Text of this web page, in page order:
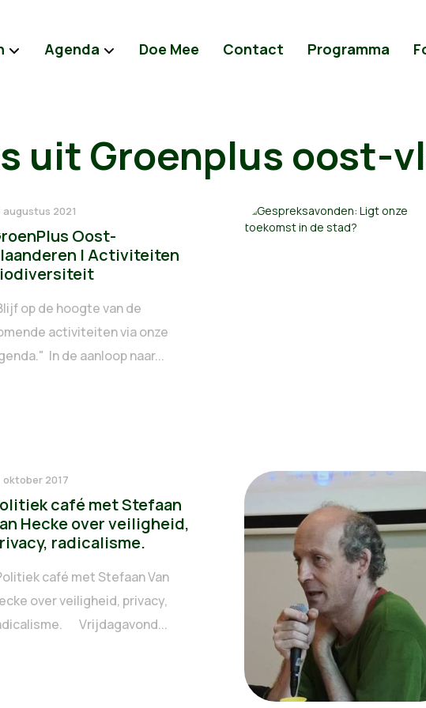
Agenda Doe Mee Contact Programma
uit Groenplus oost-
augustus 2021
Oost-
| Activiteiten
op de hoogte van de
activiteiten via onze
In de aanloop naar...
oktober 2017
café met Stefaan
Hecke over veiligheid,
radicalisme.
café met Stefaan Van
over veiligheid, privacy,
Vrijdagavond...